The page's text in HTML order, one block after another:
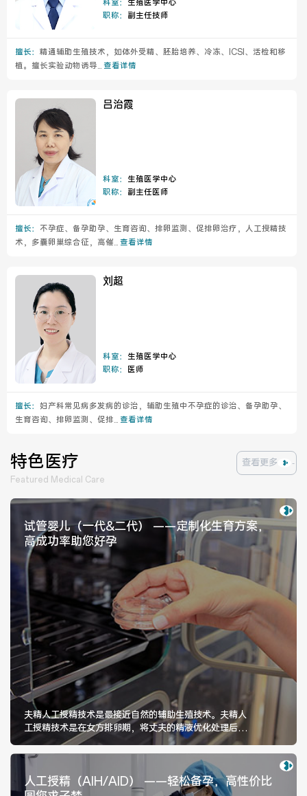
科室： 生殖医学中心
职称： 副主任技师
擅长： 精通辅助生殖技术，如体外受精、胚胎培养、冷冻、ICSI、活检和移
植。擅长实验动物诱导... 查看详情
吕治霞
科室： 生殖医学中心
职称： 副主任医师
擅长： 不孕症、备孕助孕、生育咨询、排卵监测、促排卵治疗，人工授精技
术，多囊卵巢综合征，高催... 查看详情
刘超
科室： 生殖医学中心
职称：
医师
擅长： 妇产科常见病多发病的诊治，辅助生殖中不孕症的诊治、备孕助孕、
生育咨询、排卵监测、促排... 查看详情
特色医疗
Featured Medical Care
查看更多
试管婴儿（一代&二代） ——定制化生育方案，
高成功率助您好孕
夫精人工授精技术是最接近自然的辅助生殖技术。夫精人
工授精技术是在女方排卵期，将丈夫的精液优化处理后，
采用非性交的方式将精子递送到女
人工授精（AIH/AID） ——轻松备孕，高性价比